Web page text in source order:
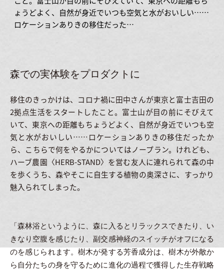
ょうどよく、自然が身近でいつも空気と水がおいしい……
ロケーションありきの移住だった…
森での実体験をプロダクトに
移住のきっかけは、コロナ禍に田中さんが東京と富士吉田の
2拠点生活をスタートしたこと。富士山が目の前にそびえて
いて、東京への距離もちょうどよく、自然が身近でいつも空
気と水がおいしい……ロケーションありきの移住だったか
ら、こちらで何をやるかについてはノープラン。けれども、
ハーブ農園〈HERB-STAND〉を営む友人に連れられて森の中
を歩くうち、森やそこに自生する植物の奥深さに、すっかり
魅入られてしまった。
「森林浴というように、森に入るとリラックスできたり、い
きなり空腹を感じたり、副交感神経のスイッチがオフになる
のを感じられます。樹木が発する芳香成分は、樹木が外敵か
ら自分たちの身を守るために進化の過程で獲得した生存戦略